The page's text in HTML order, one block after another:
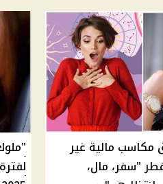
مكاسب مالية غير
"سفر، مال،